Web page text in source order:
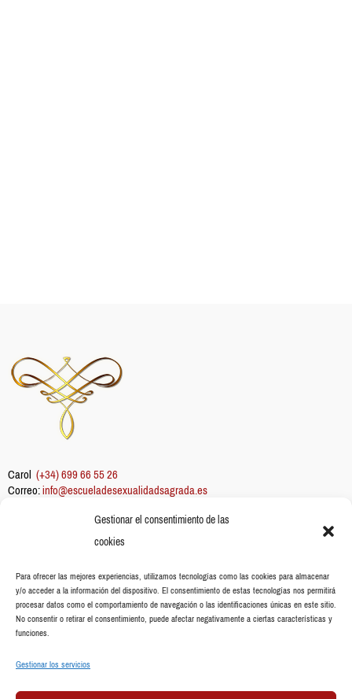
Gestionar el consentimiento de las
cookies
Para ofrecer las mejores experiencias, utilizamos tecnologías como las cookies para almacenar
y/o acceder a la información del dispositivo. El consentimiento de estas tecnologías nos permitirá
procesar datos como el comportamiento de navegación o las identificaciones únicas en este sitio.
No consentir o retirar el consentimiento, puede afectar negativamente a ciertas características y
funciones.
Gestionar los servicios
Carol (+34) 699 66 55 26
Correo:info@escueladesexualidadsagrada.es
Escuela
Aceites esenciales
Blog